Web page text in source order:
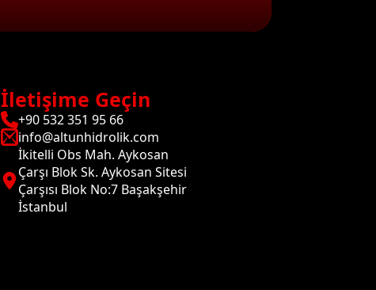
İletişime Geçin
+90 532 351 95 66
info@altunhidrolik.com
İkitelli Obs Mah. Aykosan
Çarşı Blok Sk. Aykosan Sitesi
Çarşısı Blok No:7 Başakşehir
İstanbul